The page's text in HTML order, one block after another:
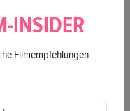
INSIDER
Filmempfehlungen